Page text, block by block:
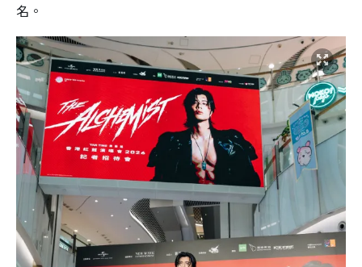
名。